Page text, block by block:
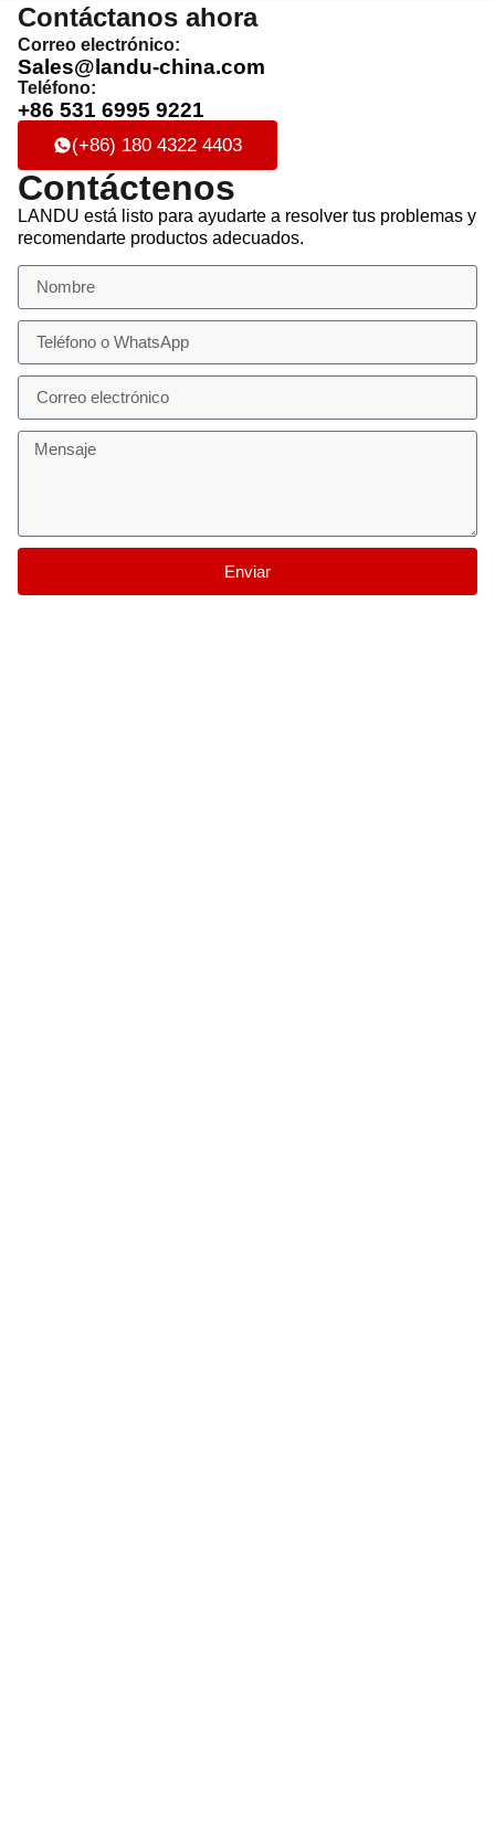
Contáctanos ahora
Correo electrónico:
Sales@landu-china.com
Teléfono:
+86 531 6995 9221
(+86) 180 4322 4403
Contáctenos
LANDU está listo para ayudarte a resolver tus problemas y
recomendarte productos adecuados.
Enviar